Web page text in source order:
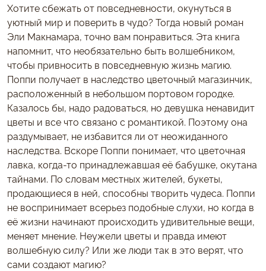
Хотите сбежать от повседневности, окунуться в
уютный мир и поверить в чудо? Тогда новый роман
Эли Макнамара, точно вам понравиться. Эта книга
напомнит, что необязательно быть волшебником,
чтобы привносить в повседневную жизнь магию.
Поппи получает в наследство цветочный магазинчик,
расположенный в небольшом портовом городке.
Казалось бы, надо радоваться, но девушка ненавидит
цветы и все что связано с романтикой. Поэтому она
раздумывает, не избавится ли от неожиданного
наследства. Вскоре Поппи понимает, что цветочная
лавка, когда-то принадлежавшая её бабушке, окутана
тайнами. По словам местных жителей, букеты,
продающиеся в ней, способны творить чудеса. Поппи
не воспринимает всерьез подобные слухи, но когда в
её жизни начинают происходить удивительные вещи,
меняет мнение. Неужели цветы и правда имеют
волшебную силу? Или же люди так в это верят, что
сами создают магию?